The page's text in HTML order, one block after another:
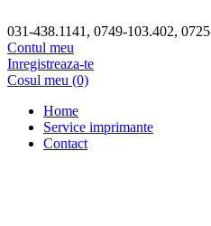
031-438.1141, 0749-103.402,
Contul meu
Inregistreaza-te
Cosul meu (0)
Home
Service imprimante
Contact